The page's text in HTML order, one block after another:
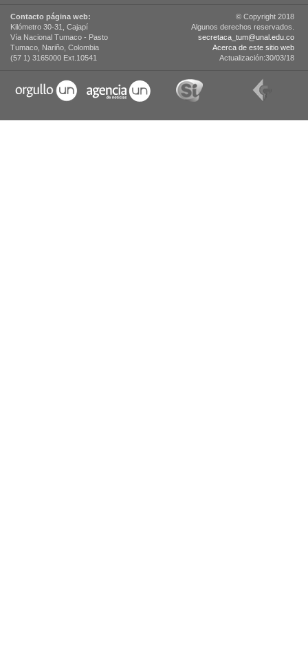
Contacto página web:
Kilómetro 30-31, Cajapí
Vía Nacional Tumaco - Pasto
Tumaco, Nariño, Colombia
(57 1) 3165000 Ext.10541
© Copyright 2018
Algunos derechos reservados.
secretaca_tum@unal.edu.co
Acerca de este sitio web
Actualización:30/03/18